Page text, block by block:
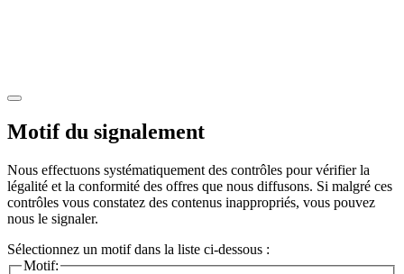
Motif du signalement
Nous effectuons systématiquement des contrôles pour vérifier la
légalité et la conformité des offres que nous diffusons. Si malgré ces
contrôles vous constatez des contenus inappropriés, vous pouvez
nous le signaler.
Sélectionnez un motif dans la liste ci-dessous :
Motif: